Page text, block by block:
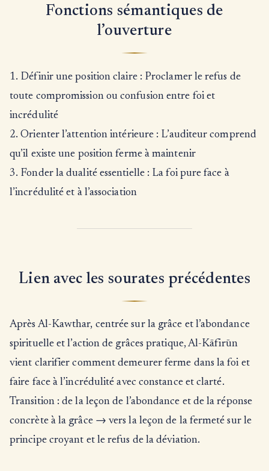
Fonctions sémantiques de
l’ouverture
1. Définir une position claire : Proclamer le refus de
toute compromission ou confusion entre foi et
incrédulité
2. Orienter l’attention intérieure : L’auditeur comprend
qu’il existe une position ferme à maintenir
3. Fonder la dualité essentielle : La foi pure face à
l’incrédulité et à l’association
Lien avec les sourates précédentes
Après Al-Kawthar, centrée sur la grâce et l’abondance
spirituelle et l’action de grâces pratique, Al-Kāfirūn
vient clarifier comment demeurer ferme dans la foi et
faire face à l’incrédulité avec constance et clarté.
Transition : de la leçon de l’abondance et de la réponse
concrète à la grâce → vers la leçon de la fermeté sur le
principe croyant et le refus de la déviation.